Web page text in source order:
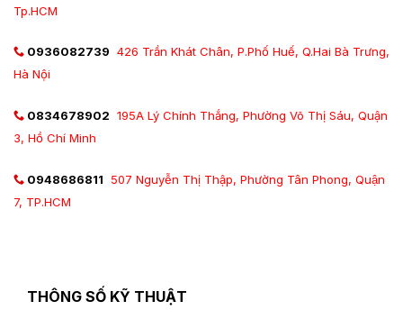
Tp.HCM
0936082739 426 Trần Khát Chân, P.Phố Huế, Q.Hai Bà Trưng,
Hà Nội
0834678902 195A Lý Chính Thắng, Phường Võ Thị Sáu, Quận
3, Hồ Chí Minh
0948686811
507 Nguyễn Thị Thập, Phường Tân Phong, Quận
7, TP.HCM
THÔNG SỐ KỸ THUẬT